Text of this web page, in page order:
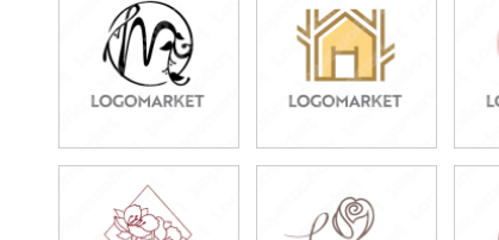
49,800円
(税込54,780円)
49,800円
(税込54,780円)
39,800円
(税込43,780円)
49,800円
(税込54,780円)